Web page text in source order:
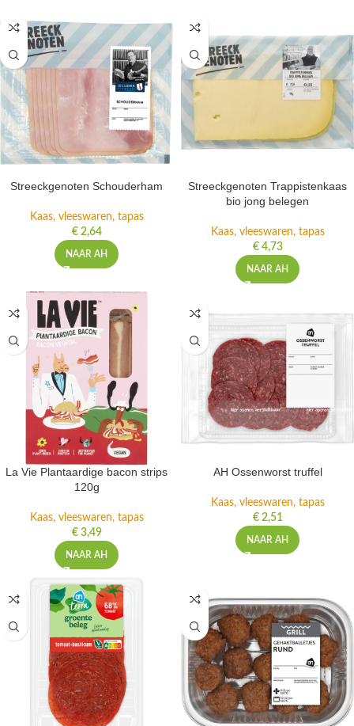
Streeckgenoten Schouderham
Kaas, vleeswaren, tapas
€2,64
NAAR AH
Streeckgenoten Trappistenkaas
bio jong belegen
Kaas, vleeswaren, tapas
€4,73
NAAR AH
La Vie Plantaardige bacon strips
120g
Kaas, vleeswaren, tapas
€3,49
NAAR AH
AH Ossenworst truffel
Kaas, vleeswaren, tapas
€2,51
NAAR AH